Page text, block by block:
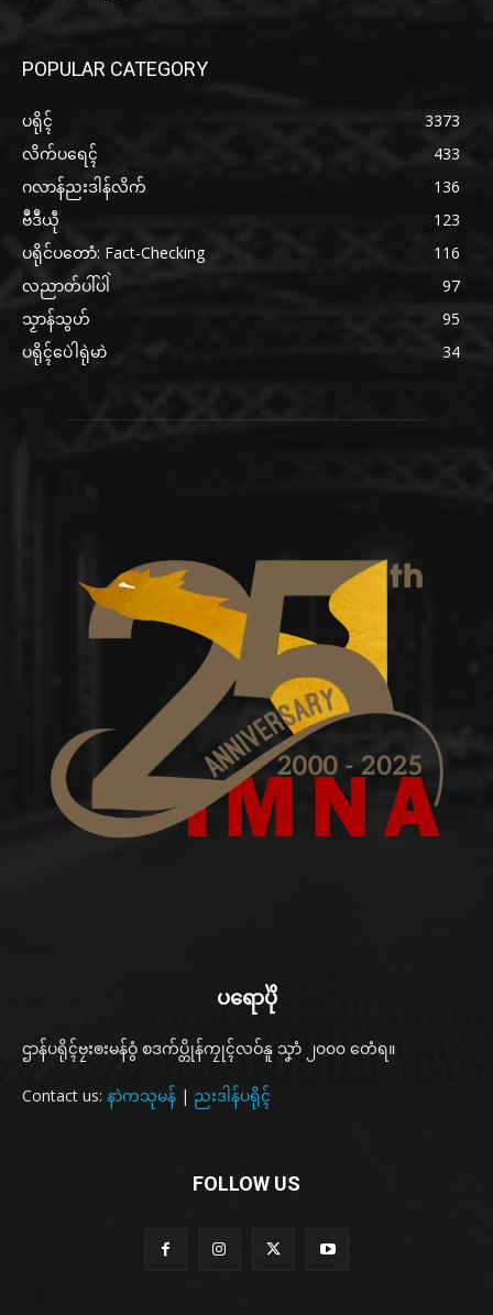
POPULAR CATEGORY
ပရိုၚ်
3373
လိက်ပရေၚ်
433
ဂလာန်ညးဒါန်လိက်
136
ဗဳဒဳယဵု
123
ပရိုင်ပတောံ: Fact-Checking
116
လညာတ်ပါ်ပါဲ
97
သၟာန်သွဟ်
95
ပရိုၚ်ပေဲါရုဲမာဲ
34
ပရောပိုဲ
ဌာန်ပရိုၚ်ဗၠးၜးမန်ဝွံ စဒက်ပ္တိုန်ကၠုၚ်လဝ်နူ သၞာံ ၂၀၀၀ တေံရ။
Contact us: နာဲကသုမန် | ညးဒါန်ပရိုၚ်
FOLLOW US